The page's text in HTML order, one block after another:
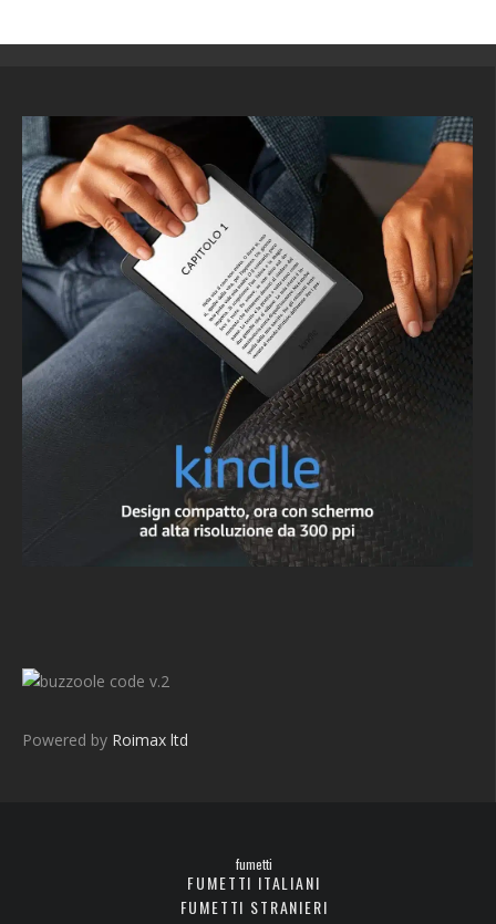
v.2
Powered by Roimax ltd
fumetti
FUMETTI ITALIANI
FUMETTI STRANIERI